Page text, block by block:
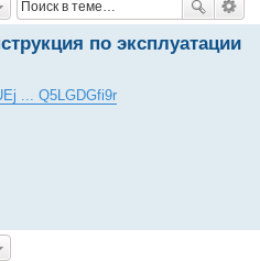
по эксплуатации
... Q5LGDGfi9r